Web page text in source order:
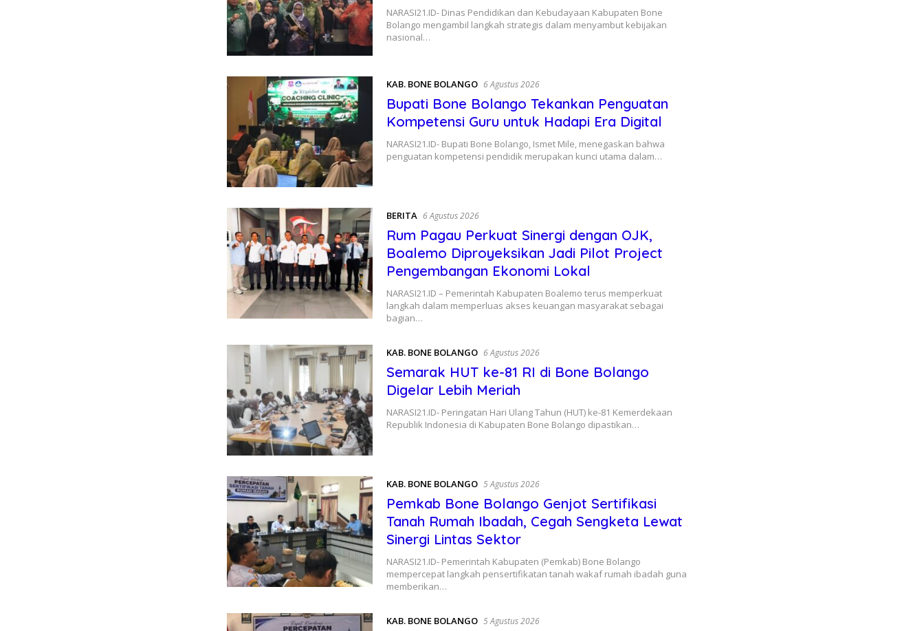
NARASI21.ID- Dinas Pendidikan dan Kebudayaan Kabupaten Bone
Bolango mengambil langkah strategis dalam menyambut kebijakan
nasional…
KAB. BONE BOLANGO 6 Agustus 2026
Bupati Bone Bolango Tekankan Penguatan
Kompetensi Guru untuk Hadapi Era Digital
NARASI21.ID- Bupati Bone Bolango, Ismet Mile, menegaskan bahwa
penguatan kompetensi pendidik merupakan kunci utama dalam…
BERITA 6 Agustus 2026
Rum Pagau Perkuat Sinergi dengan OJK,
Boalemo Diproyeksikan Jadi Pilot Project
Pengembangan Ekonomi Lokal
NARASI21.ID – Pemerintah Kabupaten Boalemo terus memperkuat
langkah dalam memperluas akses keuangan masyarakat sebagai
bagian…
KAB. BONE BOLANGO 6 Agustus 2026
Semarak HUT ke-81 RI di Bone Bolango
Digelar Lebih Meriah
​NARASI21.ID- Peringatan Hari Ulang Tahun (HUT) ke-81 Kemerdekaan
Republik Indonesia di Kabupaten Bone Bolango dipastikan…
KAB. BONE BOLANGO 5 Agustus 2026
Pemkab Bone Bolango Genjot Sertifikasi
Tanah Rumah Ibadah, Cegah Sengketa Lewat
Sinergi Lintas Sektor
NARASI21.ID- Pemerintah Kabupaten (Pemkab) Bone Bolango
mempercepat langkah pensertifikatan tanah wakaf rumah ibadah guna
memberikan…
KAB. BONE BOLANGO 5 Agustus 2026